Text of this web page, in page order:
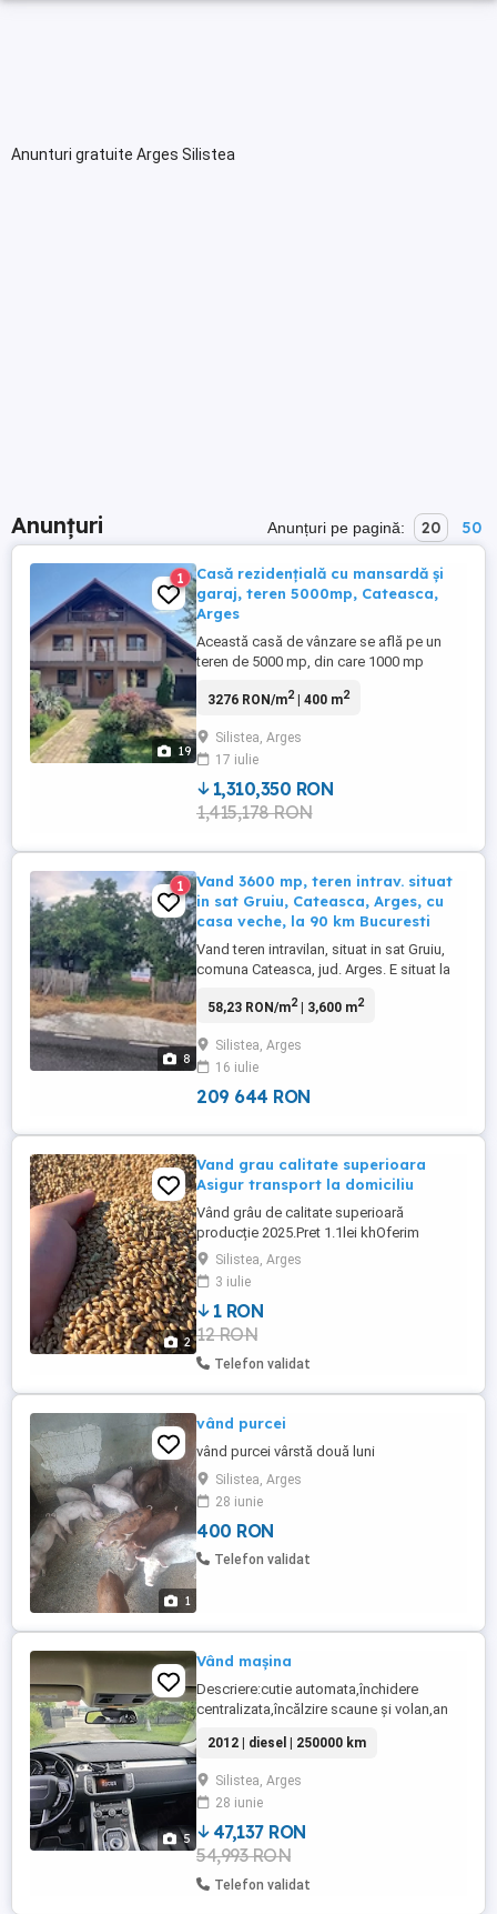
Anunturi gratuite Arges Silistea
Anunțuri Anunțuri pe pagină: 20 50
19
1
Casă rezidențială cu mansardă și
garaj, teren 5000mp, Cateasca,
Arges
Această casă de vânzare se află pe un
teren de 5000 mp, din care 1000 mp
și un garaj. Proprietatea este construită
cu înclinație oblică**. Casa are 7 camere, 3
bai și se află în stare gata de utilizare. La
interior, ...
3276 RON/m2| 400 m2
Silistea, Arges
17 iulie
1,310,350 RON
1,415,178 RON
8
1
Vand 3600 mp, teren intrav. situat
in sat Gruiu, Cateasca, Arges, cu
casa veche, la 90 km Bucuresti
Vand teren intravilan, situat in sat Gruiu,
comuna Cateasca, jud. Arges. E situat la
Bucuresti.Terenul are o suprafata de 3600
excelenta si are toate utilitatile. Pe el, e
situata pe el o casa batraneasca. Are
acces usor la autostrada. ...
58,23 RON/m2| 3,600 m2
Silistea, Arges
16 iulie
209 644 RON
2
Vand grau calitate superioara
Asigur transport la domiciliu
Vând grâu de calitate superioară
producție 2025.Pret 1.1lei khOferim
transport contracost (motorina)
Silistea, Arges
3 iulie
1 RON
12 RON
Telefon validat
1
vând purcei
vând purcei vârstă două luni
Silistea, Arges
28 iunie
400 RON
Telefon validat
5
Vând mașina
Descriere:cutie automata,închidere
centralizata,încălzire scaune și volan,an
2012 | diesel | 250000 km
Silistea, Arges
28 iunie
47,137 RON
54,993 RON
Telefon validat